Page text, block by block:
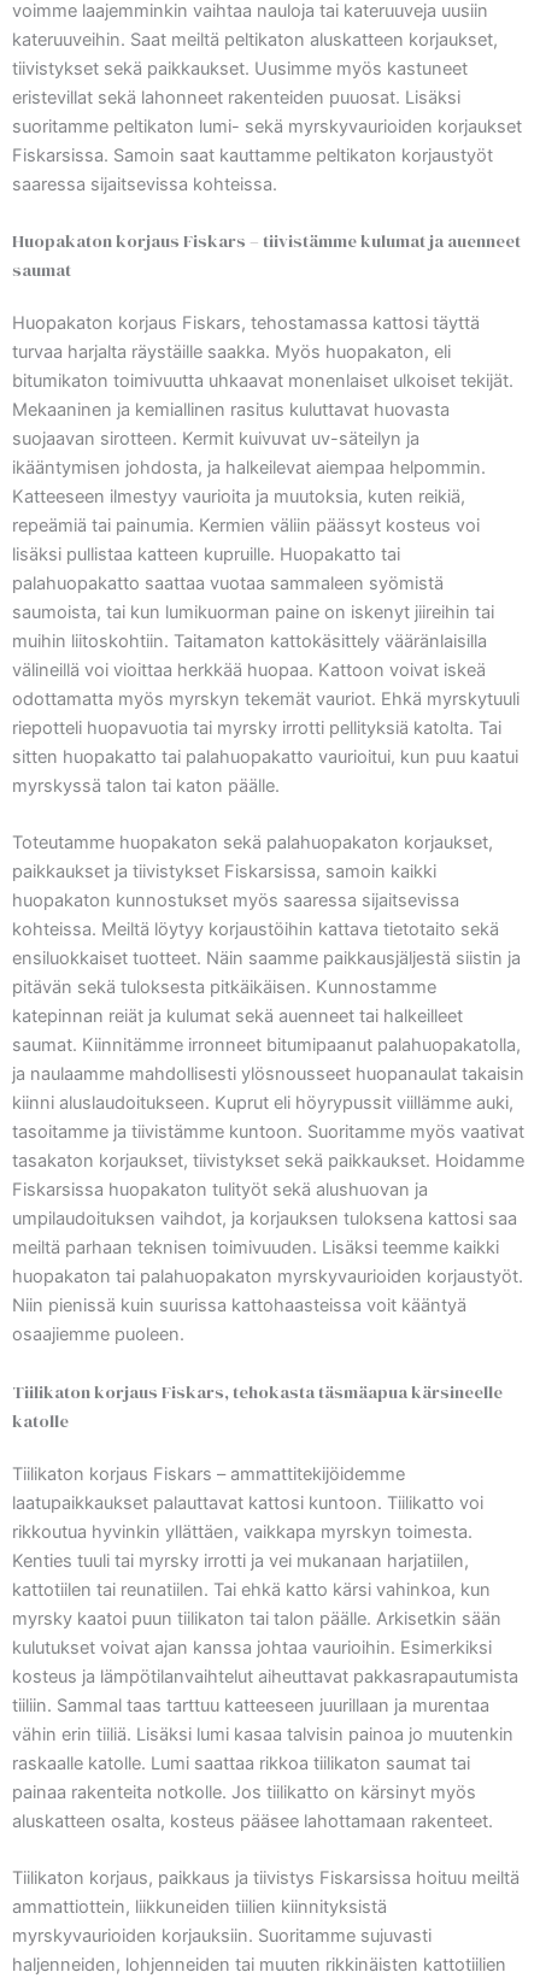
voimme laajemminkin vaihtaa nauloja tai kateruuveja uusiin
kateruuveihin. Saat meiltä peltikaton aluskatteen korjaukset,
tiivistykset sekä paikkaukset. Uusimme myös kastuneet
eristevillat sekä lahonneet rakenteiden puuosat. Lisäksi
suoritamme peltikaton lumi- sekä myrskyvaurioiden korjaukset
Fiskarsissa. Samoin saat kauttamme peltikaton korjaustyöt
saaressa sijaitsevissa kohteissa.
Huopakaton korjaus Fiskars – tiivistämme kulumat ja auenneet
saumat
Huopakaton korjaus Fiskars, tehostamassa kattosi täyttä
turvaa harjalta räystäille saakka. Myös huopakaton, eli
bitumikaton toimivuutta uhkaavat monenlaiset ulkoiset tekijät.
Mekaaninen ja kemiallinen rasitus kuluttavat huovasta
suojaavan sirotteen. Kermit kuivuvat uv-säteilyn ja
ikääntymisen johdosta, ja halkeilevat aiempaa helpommin.
Katteeseen ilmestyy vaurioita ja muutoksia, kuten reikiä,
repeämiä tai painumia. Kermien väliin päässyt kosteus voi
lisäksi pullistaa katteen kupruille. Huopakatto tai
palahuopakatto saattaa vuotaa sammaleen syömistä
saumoista, tai kun lumikuorman paine on iskenyt jiireihin tai
muihin liitoskohtiin. Taitamaton kattokäsittely vääränlaisilla
välineillä voi vioittaa herkkää huopaa. Kattoon voivat iskeä
odottamatta myös myrskyn tekemät vauriot. Ehkä myrskytuuli
riepotteli huopavuotia tai myrsky irrotti pellityksiä katolta. Tai
sitten huopakatto tai palahuopakatto vaurioitui, kun puu kaatui
myrskyssä talon tai katon päälle.
Toteutamme huopakaton sekä palahuopakaton korjaukset,
paikkaukset ja tiivistykset Fiskarsissa, samoin kaikki
huopakaton kunnostukset myös saaressa sijaitsevissa
kohteissa. Meiltä löytyy korjaustöihin kattava tietotaito sekä
ensiluokkaiset tuotteet. Näin saamme paikkausjäljestä siistin ja
pitävän sekä tuloksesta pitkäikäisen. Kunnostamme
katepinnan reiät ja kulumat sekä auenneet tai halkeilleet
saumat. Kiinnitämme irronneet bitumipaanut palahuopakatolla,
ja naulaamme mahdollisesti ylösnousseet huopanaulat takaisin
kiinni aluslaudoitukseen. Kuprut eli höyrypussit viillämme auki,
tasoitamme ja tiivistämme kuntoon. Suoritamme myös vaativat
tasakaton korjaukset, tiivistykset sekä paikkaukset. Hoidamme
Fiskarsissa huopakaton tulityöt sekä alushuovan ja
umpilaudoituksen vaihdot, ja korjauksen tuloksena kattosi saa
meiltä parhaan teknisen toimivuuden. Lisäksi teemme kaikki
huopakaton tai palahuopakaton myrskyvaurioiden korjaustyöt.
Niin pienissä kuin suurissa kattohaasteissa voit kääntyä
osaajiemme puoleen.
Tiilikaton korjaus Fiskars, tehokasta täsmäapua kärsineelle
katolle
Tiilikaton korjaus Fiskars – ammattitekijöidemme
laatupaikkaukset palauttavat kattosi kuntoon. Tiilikatto voi
rikkoutua hyvinkin yllättäen, vaikkapa myrskyn toimesta.
Kenties tuuli tai myrsky irrotti ja vei mukanaan harjatiilen,
kattotiilen tai reunatiilen. Tai ehkä katto kärsi vahinkoa, kun
myrsky kaatoi puun tiilikaton tai talon päälle. Arkisetkin sään
kulutukset voivat ajan kanssa johtaa vaurioihin. Esimerkiksi
kosteus ja lämpötilanvaihtelut aiheuttavat pakkasrapautumista
tiiliin. Sammal taas tarttuu katteeseen juurillaan ja murentaa
vähin erin tiiliä. Lisäksi lumi kasaa talvisin painoa jo muutenkin
raskaalle katolle. Lumi saattaa rikkoa tiilikaton saumat tai
painaa rakenteita notkolle. Jos tiilikatto on kärsinyt myös
aluskatteen osalta, kosteus pääsee lahottamaan rakenteet.
Tiilikaton korjaus, paikkaus ja tiivistys Fiskarsissa hoituu meiltä
ammattiottein, liikkuneiden tiilien kiinnityksistä
myrskyvaurioiden korjauksiin. Suoritamme sujuvasti
haljenneiden, lohjenneiden tai muuten rikkinäisten kattotiilien